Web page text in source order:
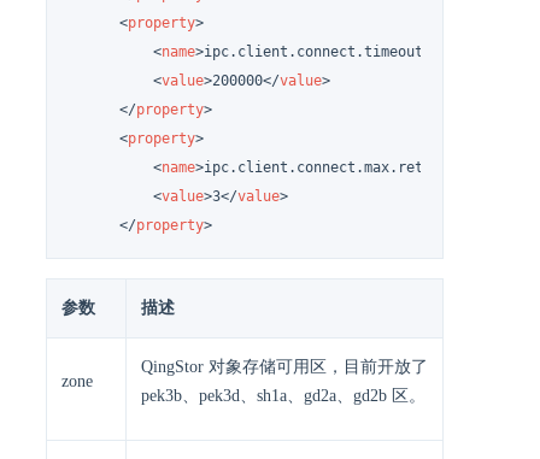
<property>
<name>ipc.client.connect.timeout
<value>200000</value>
</property>
<property>
<name>
<value>3</value>
</property>
参数 描述
zone
QingStor 对象存储可用区，目前开放了
pek3b、pek3d、sh1a、gd2a、gd2b 区。